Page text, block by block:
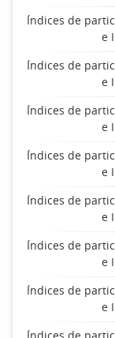
Índices de
e
Índices de
e
Índices de
e
Índices de
e
Índices de
e
Índices de
e
Índices de
e